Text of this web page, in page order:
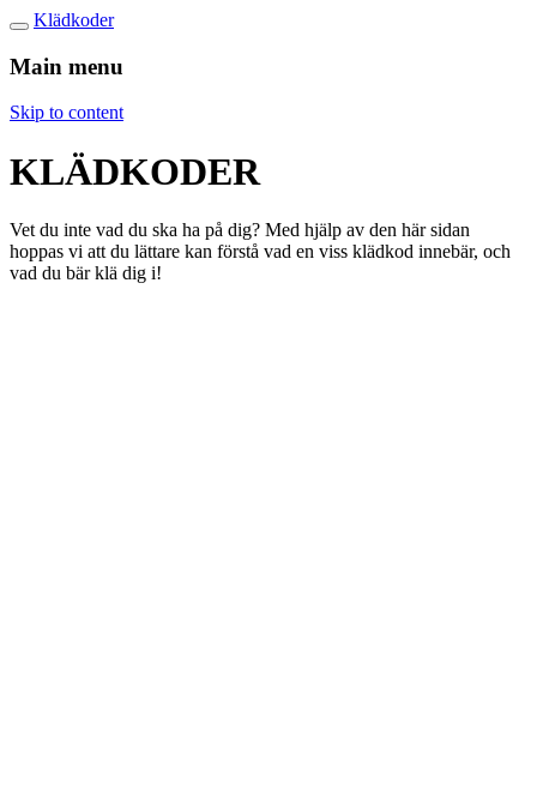
Klädkoder
Main menu
Skip to content
KLÄDKODER
Vet du inte vad du ska ha på dig? Med hjälp av den här sidan
hoppas vi att du lättare kan förstå vad en viss klädkod innebär, och
vad du bär klä dig i!